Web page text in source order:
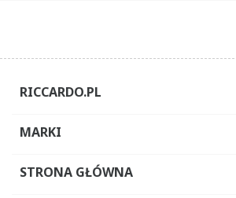
RICCARDO.PL
MARKI
STRONA GŁÓWNA